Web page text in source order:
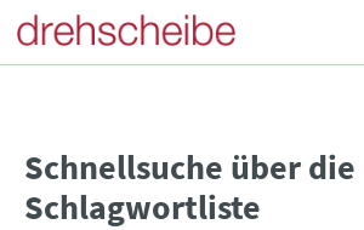
Schnellsuche über die
Schlagwortliste